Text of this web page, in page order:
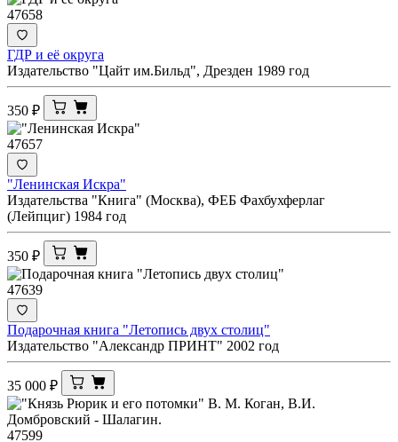
47658
ГДР и её округа
Издательство "Цайт им.Бильд", Дрезден 1989 год
350 ₽
47657
"Ленинская Искра"
Издательства "Книга" (Москва), ФЕБ Фахбухферлаг
(Лейпциг) 1984 год
350 ₽
47639
Подарочная книга "Летопись двух столиц"
Издательство "Александр ПРИНТ" 2002 год
35 000 ₽
47599